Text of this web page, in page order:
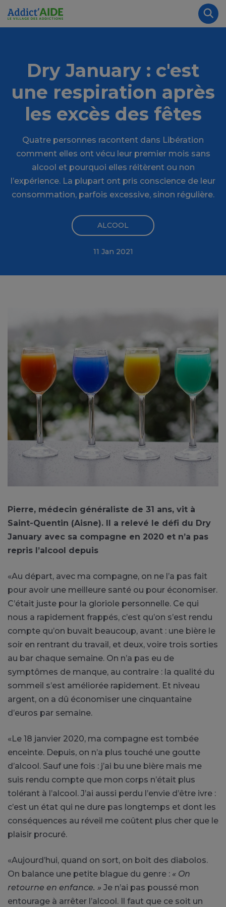
Aller au contenu principal
Dry January : c'est
une respiration après
les excès des fêtes
Quatre personnes racontent dans Libération
comment elles ont vécu leur premier mois sans
alcool et pourquoi elles réitèrent ou non
l’expérience. La plupart ont pris conscience de leur
consommation, parfois excessive, sinon régulière.
ALCOOL
11 Jan 2021
Pierre, médecin généraliste de 31 ans, vit à
Saint-Quentin (Aisne). Il a relevé le défi du Dry
January avec sa compagne en 2020 et n’a pas
repris l’alcool depuis
«Au départ, avec ma compagne, on ne l’a pas fait
pour avoir une meilleure santé ou pour économiser.
C’était juste pour la gloriole personnelle. Ce qui
nous a rapidement frappés, c’est qu’on s’est rendu
compte qu’on buvait beaucoup, avant : une bière le
soir en rentrant du travail, et deux, voire trois sorties
au bar chaque semaine. On n’a pas eu de
symptômes de manque, au contraire : la qualité du
sommeil s’est améliorée rapidement. Et niveau
argent, on a dû économiser une cinquantaine
d’euros par semaine.
«Le 18 janvier 2020, ma compagne est tombée
enceinte. Depuis, on n’a plus touché une goutte
d’alcool. Sauf une fois : j’ai bu une bière mais me
suis rendu compte que mon corps n’était plus
tolérant à l’alcool. J’ai aussi perdu l’envie d’être ivre :
c’est un état qui ne dure pas longtemps et dont les
conséquences au réveil me coûtent plus cher que le
plaisir procuré.
«Aujourd’hui, quand on sort, on boit des diabolos.
On balance une petite blague du genre : « On
retourne en enfance. » Je n’ai pas poussé mon
entourage à arrêter l’alcool. Il faut que ce soit un
Panneau de gestion des cookies